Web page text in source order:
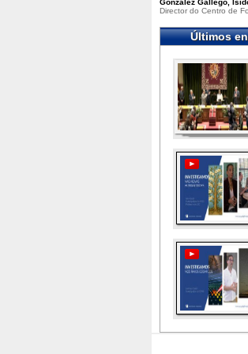
González Gallego,
Director do Centro de
Últimos